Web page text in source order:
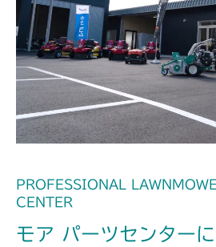
PROFESSIONAL
CENTER
モア パーツセンター